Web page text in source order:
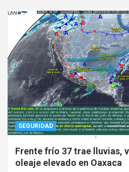
SEGURIDAD
Frente frío 37 trae lluvias,
oleaje elevado en Oaxaca